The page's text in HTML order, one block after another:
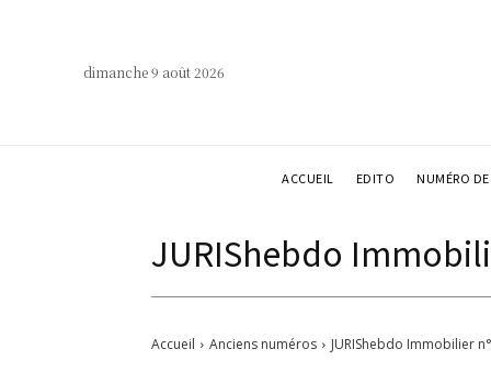
dimanche 9 août 2026
ACCUEIL EDITO NUMÉRO
JURIShebdo
Accueil Anciens numéros JURIShebdo Immobilier